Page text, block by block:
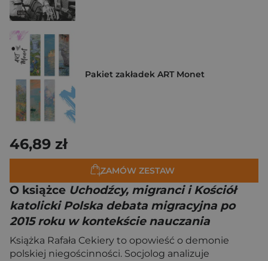
Pakiet zakładek ART Monet
46,89 zł
ZAMÓW ZESTAW
O książce Uchodźcy, migranci i Kościół
katolicki Polska debata migracyjna po
2015 roku w kontekście nauczania
Książka Rafała Cekiery to opowieść o demonie
polskiej niegościnności. Socjolog analizuje